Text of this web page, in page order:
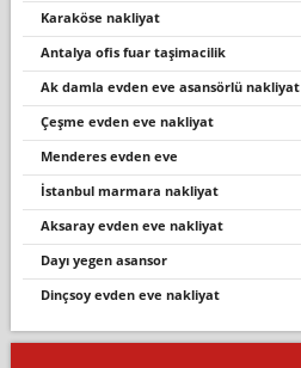
karaköse nakliyat
antalya ofis fuar taşimacilik
ak damla evden eve asansörlü nakli̇yat
çeşme evden eve nakli̇yat
menderes evden eve
i̇stanbul marmara nakliyat
aksaray evden eve nakliyat
dayı yegen asansor
dinçsoy evden eve nakliyat